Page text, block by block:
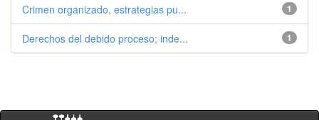
1
Crimen organizado, estrategias pu...
1
Derechos del debido proceso; inde...